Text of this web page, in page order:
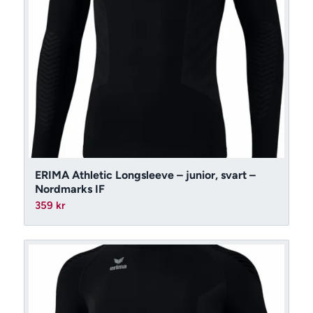
ERIMA Athletic Longsleeve – junior, svart –
Nordmarks IF
359 kr